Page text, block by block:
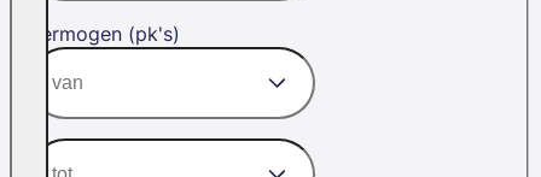
Vermogen (pk's)